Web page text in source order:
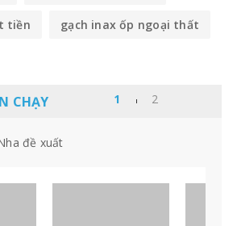
tiền gạch inax ốp ngoại thất
CHẠY
đề xuất